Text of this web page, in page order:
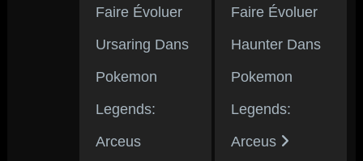
Faire Évoluer
Ursaring Dans
Pokemon
Legends:
Arceus
Faire Évoluer
Haunter Dans
Pokemon
Legends:
Arceus